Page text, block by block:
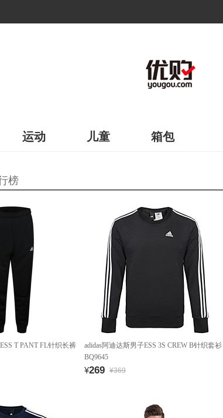
运动 儿童 箱包
榜
T PANT FL针织长裤
adidas阿迪达斯男子ESS 3S CREW B针织套衫
BQ9645
¥269 ¥369